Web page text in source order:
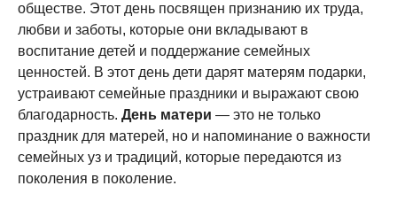
обществе. Этот день посвящен признанию их труда,
любви и заботы, которые они вкладывают в
воспитание детей и поддержание семейных
ценностей. В этот день дети дарят матерям подарки,
устраивают семейные праздники и выражают свою
благодарность. День матери — это не только
праздник для матерей, но и напоминание о важности
семейных уз и традиций, которые передаются из
поколения в поколение.